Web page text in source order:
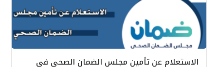
الاستعلام عن تأمين مجلس الضمان الصحي في